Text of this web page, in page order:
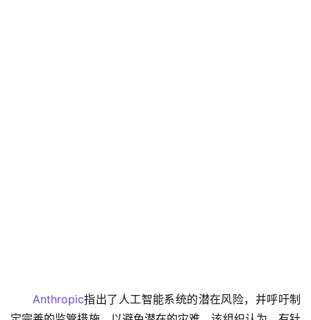
Anthropic指出了人工智能系统的潜在风险，并呼吁制